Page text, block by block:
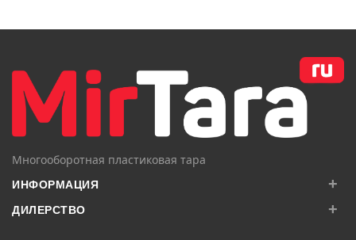
Многооборотная пластиковая тара
ИНФОРМАЦИЯ +
ДИЛЕРСТВО +